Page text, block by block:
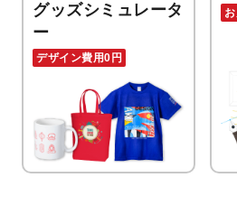
グッズシミュレータ
ー
デザイン費用0円